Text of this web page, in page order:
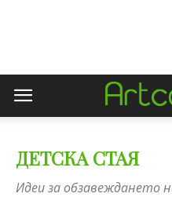
ДЕТСКА СТАЯ
Идеи за обзавеждането